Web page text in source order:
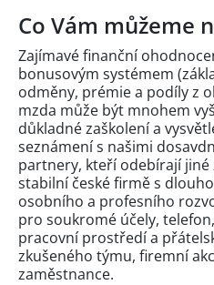
Co Vám můžeme
Zajímavé finanční
bonusovým systémem
odměny, prémie a podíly z
mzda může být mnohem
důkladné zaškolení a
seznámení s našimi
partnery, kteří odebírají jiné
stabilní české firmě s
osobního a profesního
pro soukromé účely,
pracovní prostředí a
zkušeného týmu, firemní
zaměstnance.